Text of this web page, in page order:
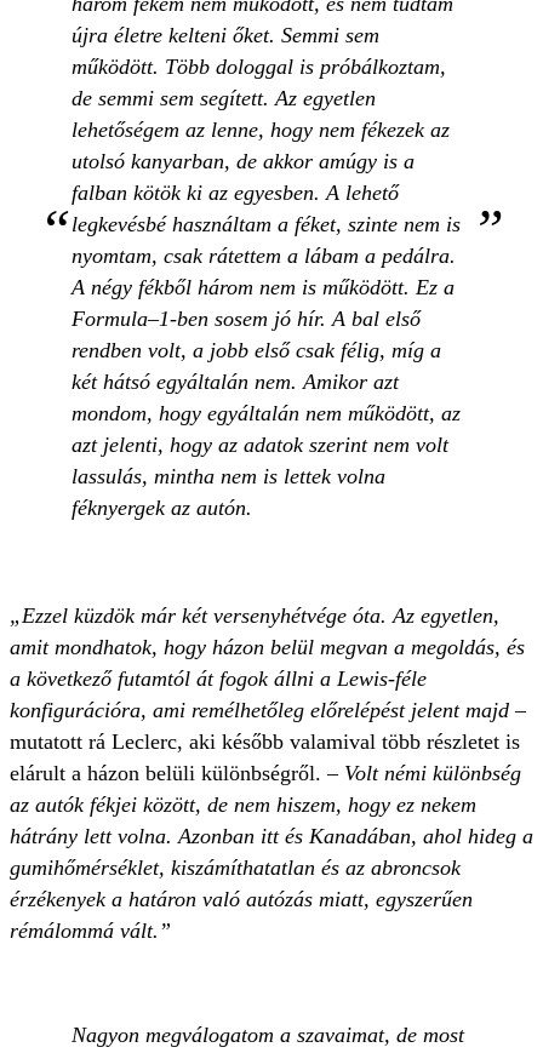
újra életre kelteni őket. Semmi sem
működött. Több dologgal is próbálkoztam,
de semmi sem segített. Az egyetlen
lehetőségem az lenne, hogy nem fékezek az
utolsó kanyarban, de akkor amúgy is a
falban kötök ki az egyesben. A lehető
legkevésbé használtam a féket, szinte nem is
nyomtam, csak rátettem a lábam a pedálra.
A négy fékből három nem is működött. Ez a
Formula–1-ben sosem jó hír. A bal első
rendben volt, a jobb első csak félig, míg a
két hátsó egyáltalán nem. Amikor azt
mondom, hogy egyáltalán nem működött, az
azt jelenti, hogy az adatok szerint nem volt
lassulás, mintha nem is lettek volna
féknyergek az autón.
„Ezzel küzdök már két versenyhétvége óta. Az egyetlen,
amit mondhatok, hogy házon belül megvan a megoldás, és
a következő futamtól át fogok állni a Lewis-féle
konfigurációra, ami remélhetőleg előrelépést jelent majd–
mutatott rá Leclerc, aki később valamival több részletet is
elárult a házon belüli különbségről. – Volt némi különbség
az autók fékjei között, de nem hiszem, hogy ez nekem
hátrány lett volna. Azonban itt és Kanadában, ahol hideg a
gumihőmérséklet, kiszámíthatatlan és az abroncsok
érzékenyek a határon való autózás miatt, egyszerűen
rémálommá vált.”
Nagyon megválogatom a szavaimat, de most